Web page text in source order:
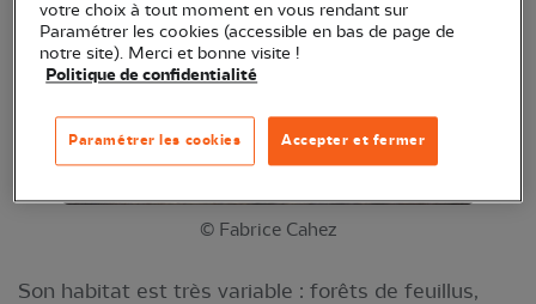
© Fabrice Cahez
Son habitat est très variable : forêts de feuillus,
votre choix à tout moment en vous rendant sur
Paramétrer les cookies (accessible en bas de page de
notre site). Merci et bonne visite !
Politique de confidentialité
Accepter et fermer
Paramétrer les cookies